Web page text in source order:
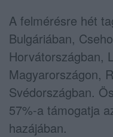
A felmérésre hét
Bulgáriában,
Horvátországban,
Magyarországon,
Svédországban.
57%-a támogatja
hazájában.